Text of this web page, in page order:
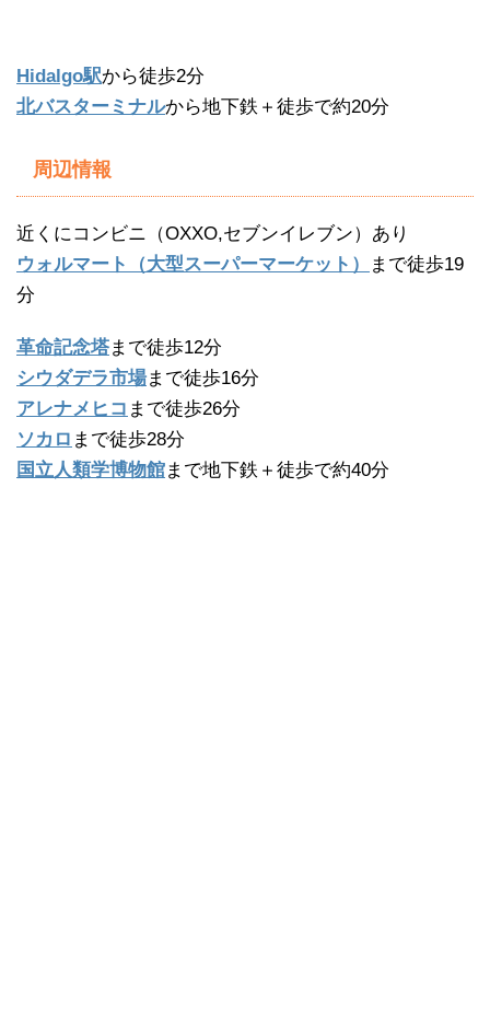
Hidalgo駅から徒歩2分
北バスターミナルから地下鉄＋徒歩で約20分
周辺情報
近くにコンビニ（OXXO,セブンイレブン）あり
ウォルマート（大型スーパーマーケット）
まで徒歩19
分
革命記念塔まで徒歩12分
シウダデラ市場まで徒歩16分
アレナメヒコ まで徒歩26分
ソカロ まで徒歩28分
国立人類学博物館まで地下鉄＋徒歩で約40分